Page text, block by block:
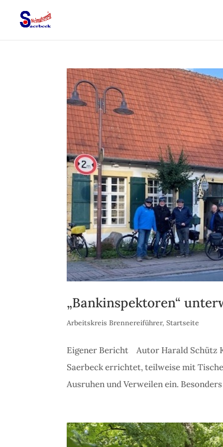
„Bankinspektoren“
Arbeitskreis Brennereiführer,Startseite
Eigener Bericht Autor Harald Schütz
Saerbeck errichtet, teilweise mit
Ausruhen und Verweilen ein.